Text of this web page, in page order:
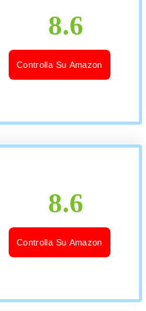
8.6
Controlla Su Amazon
8.6
Controlla Su Amazon